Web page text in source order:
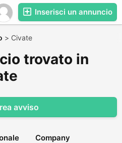
Inserisci un annuncio
> Civate
trovato in
avviso
Company